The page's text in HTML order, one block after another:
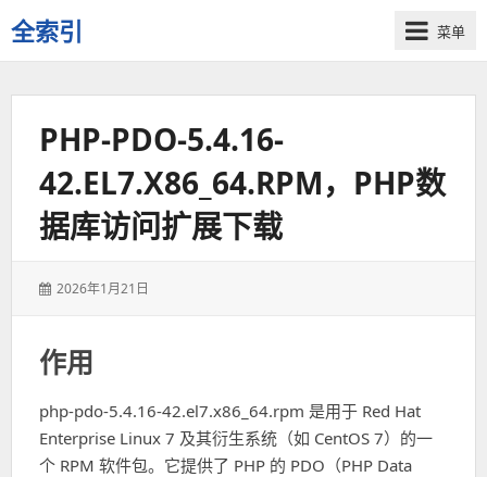
全索引
一
些
菜单
PHP-PDO-5.4.16-
42.EL7.X86_64.RPM，PHP数
据库访问扩展下载
发
2026年1月21日
作用
php-pdo-5.4.16-42.el7.x86_64.rpm 是用于 Red Hat
Enterprise Linux 7 及其衍生系统（如 CentOS 7）的一
个 RPM 软件包。它提供了 PHP 的 PDO（PHP Data